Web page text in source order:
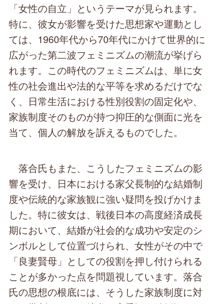
「女性の自立」というテーマが見られます。
特に、彼女が影響を受けた思想家や運動とし
ては、1960年代から70年代にかけて世界的に
広がった第二波フェミニズムの潮流が挙げら
れます。この時代のフェミニズムは、単に女
性の社会進出や法的な平等を求めるだけでな
く、日常生活における性別役割の固定化や、
家族制度そのものが持つ抑圧的な側面に光を
当て、個人の解放を訴えるものでした。
落合氏もまた、こうしたフェミニズムの影
響を受け、日本における家父長制的な結婚制
度や伝統的な家族観に強い疑問を投げかけま
した。特に彼女は、戦後日本の高度経済成長
期において、結婚が社会的な成功や安定のシ
ンボルとして位置づけられ、女性がその中で
「良妻賢母」としての役割を押し付けられる
ことが多かった点を問題視しています。落合
氏の思想の根底には、そうした家族制度に対